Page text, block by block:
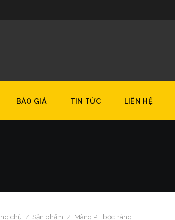
BÁO GIÁ TIN TỨC LIÊN HỆ
chủ / Sản phẩm / Màng PE bọc hàng​